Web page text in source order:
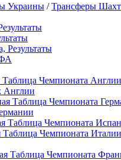
Украины /Трансферы
Результаты
Таблица Чемпионата Англии
Англии
Таблица Чемпионата
Таблица Чемпионата
Таблица Чемпионата Италии
Таблица Чемпионата